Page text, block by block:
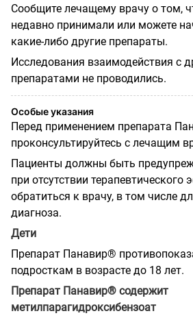
Сообщите лечащему врачу о том,
недавно принимали или можете
какие-либо другие препараты.
Исследования взаимодействия с
препаратами не проводились.
Особые указания
Перед применением препарата
проконсультируйтесь с лечащим
Пациенты должны быть
при отсутствии терапевтического
обратиться к врачу, в том числе
диагноза.
Дети
Препарат Панавир®
подросткам в возрасте до 18 лет.
Препарат Панавир® содержит
метилпарагидроксибензоат